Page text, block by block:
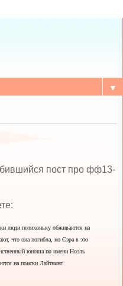
▼
пост про фф13-
люди потихоньку обживаются на
что она погибла, но Сэра в это
юноша по имени Ноэль
на поиски Лайтнинг.